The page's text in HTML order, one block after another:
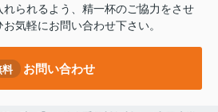
れられるよう、精一杯のご協力をさせ
気軽にお問い合わせ下さい。
料 お問い合わせ